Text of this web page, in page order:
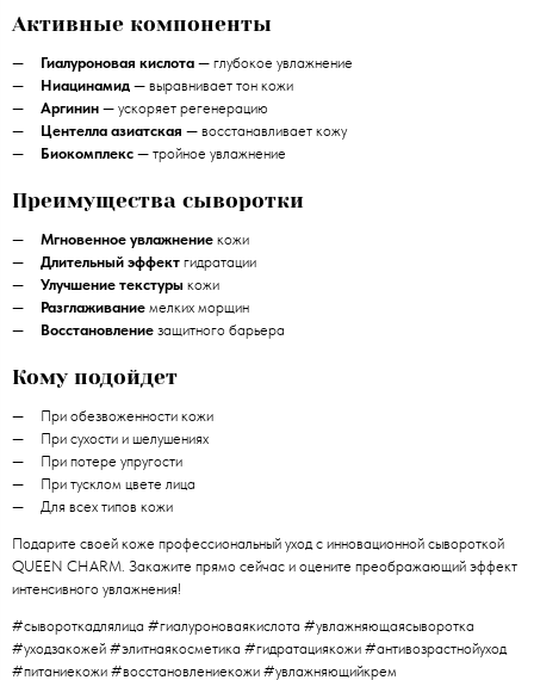
Активные компоненты
Гиалуроновая кислота — глубокое увлажнение
Ниацинамид — выравнивает тон кожи
Аргинин — ускоряет регенерацию
Центелла азиатская — восстанавливает кожу
Биокомплекс — тройное увлажнение
Преимущества сыворотки
Мгновенное увлажнение кожи
Длительный эффект гидратации
Улучшение текстуры кожи
Разглаживание мелких морщин
Восстановление защитного барьера
Кому подойдет
При обезвоженности кожи
При сухости и шелушениях
При потере упругости
При тусклом цвете лица
Для всех типов кожи
Подарите своей коже профессиональный уход с инновационной сывороткой
QUEEN CHARM. Закажите прямо сейчас и оцените преображающий эффект
интенсивного увлажнения!
#сывороткадлялица #гиалуроноваякислота #увлажняющаясыворотка
#уходзакожей #элитнаякосметика #гидратациякожи #антивозрастнойуход
#питаниекожи #восстановлениекожи #увлажняющийкрем